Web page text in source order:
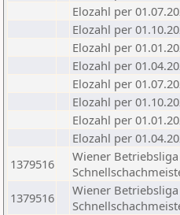
Elozahl per
Elozahl per
Elozahl per
Elozahl per
Elozahl per
Elozahl per
Elozahl per
Elozahl per
1379516
Wiener Betriebsliga
1379516
Wiener Betriebsliga